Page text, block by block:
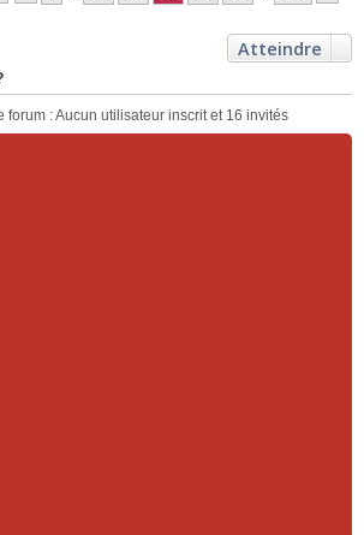
Atteindre
forum : Aucun utilisateur inscrit et 16 invités